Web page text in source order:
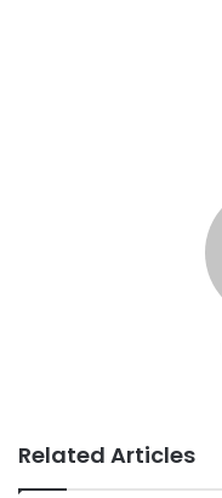
Related Articles